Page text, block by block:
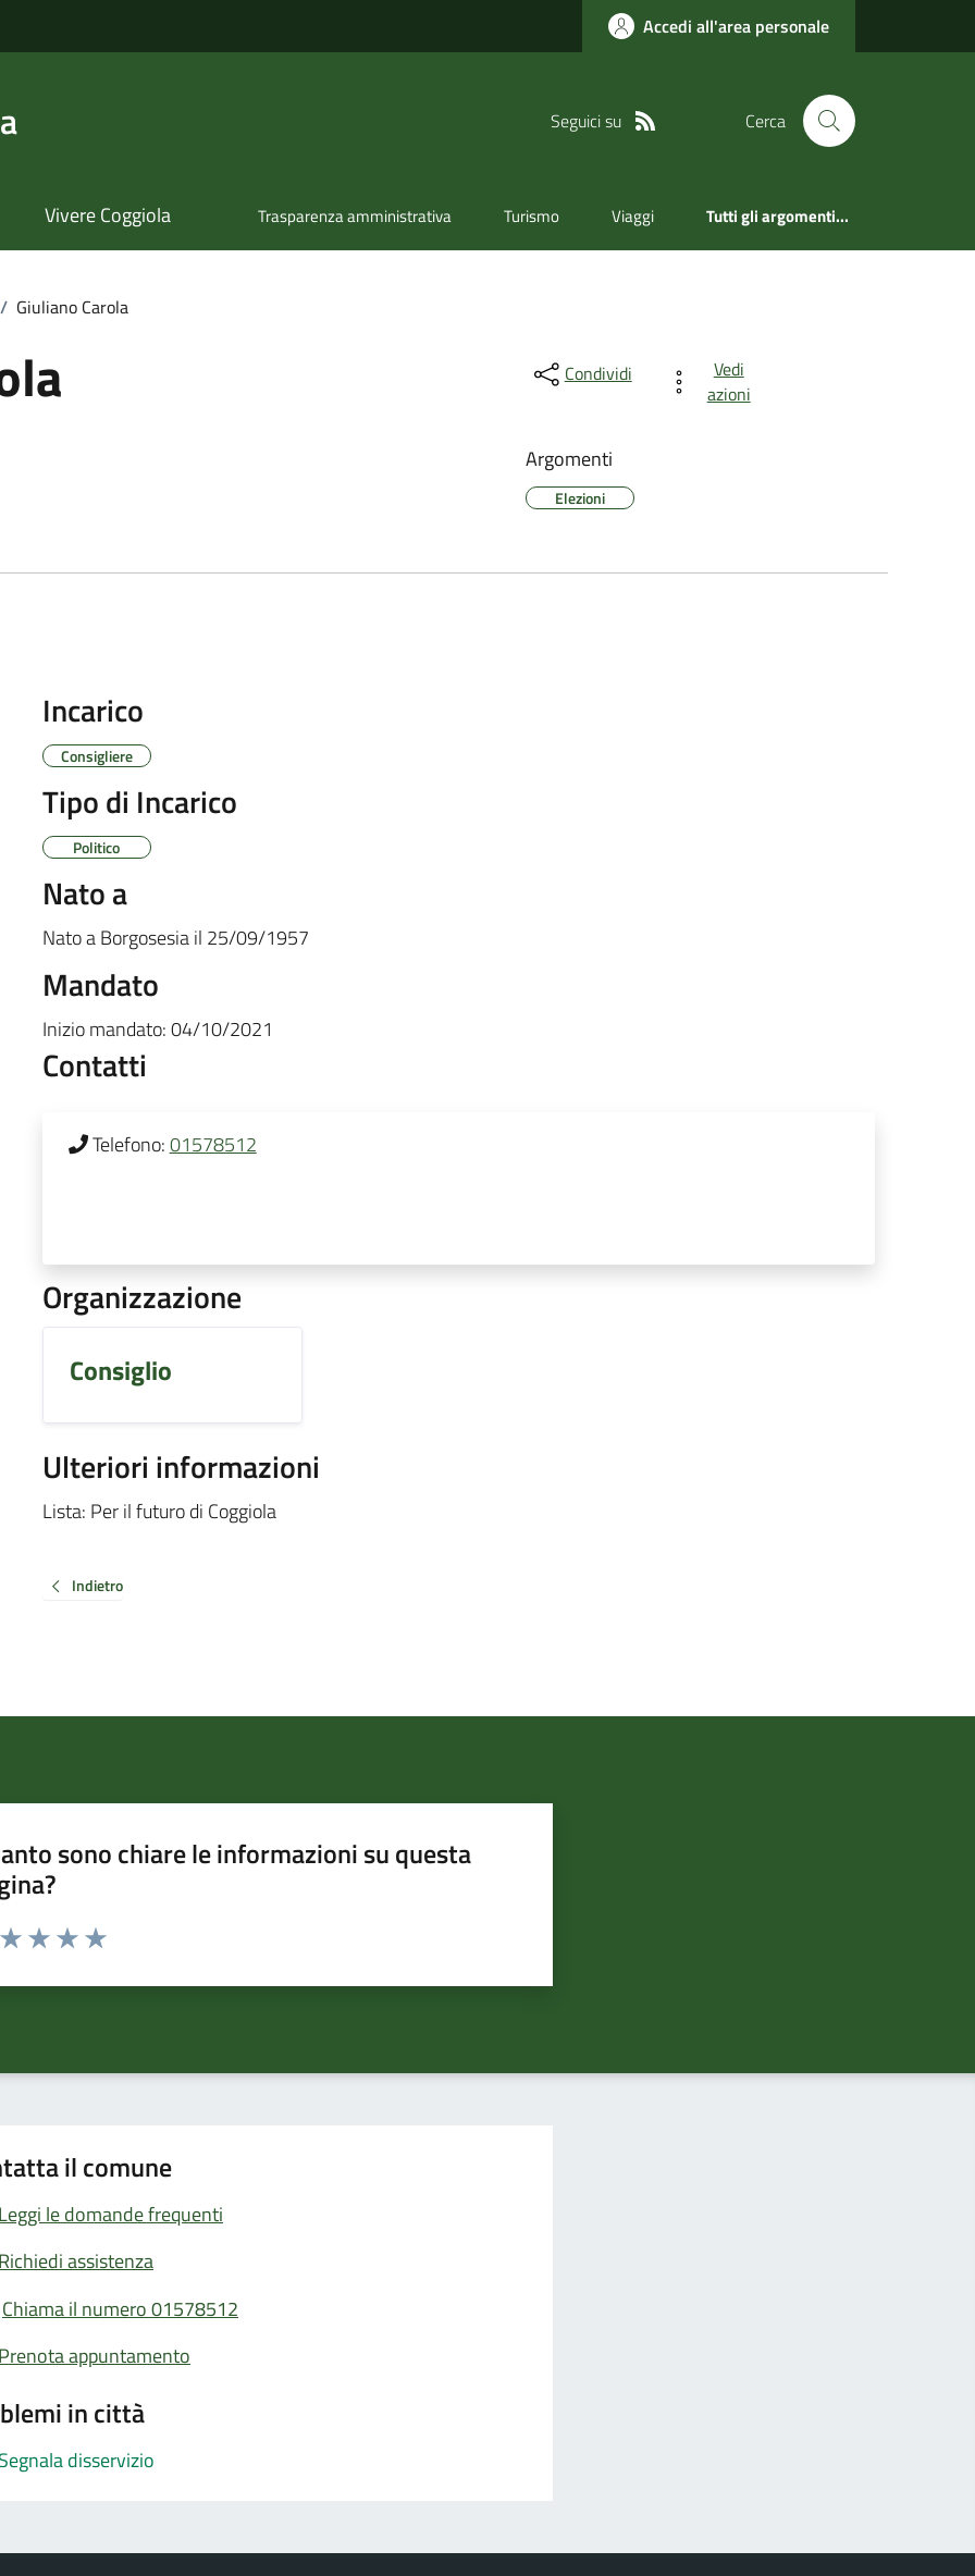
Accedi all'area personale
Seguici su Cerca
Vivere Coggiola Trasparenza amministrativa Turismo Viaggi Tutti gli argomenti...
/ Giuliano Carola
Condividi
Vedi
azioni
Argomenti
Elezioni
Incarico
Consigliere
Tipo di Incarico
Politico
Nato a
Nato aBorgosesiail 25/09/1957
Mandato
Inizio mandato:04/10/2021
Contatti
Telefono:01578512
Organizzazione
Consiglio
Ulteriori informazioni
Lista: Per il futuro di Coggiola
Indietro
sono chiare le informazioni su questa
da 1 a 5 stelle la pagina
il comune
Leggi le domande frequenti
Richiedi assistenza
Chiama il numero 01578512
Prenota appuntamento
in città
Segnala disservizio